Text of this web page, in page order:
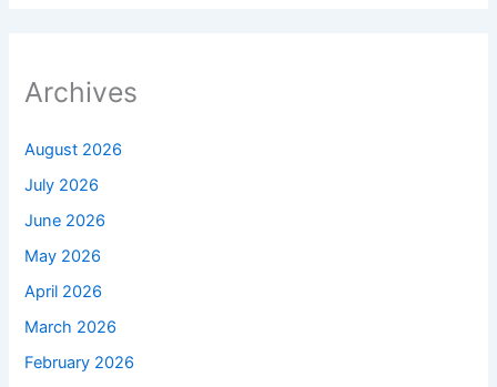
Archives
August 2026
July 2026
June 2026
May 2026
April 2026
March 2026
February 2026